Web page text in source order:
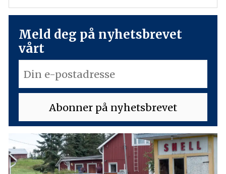
Meld deg på nyhetsbrevet
vårt